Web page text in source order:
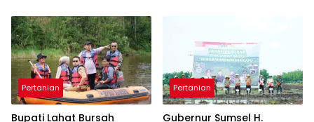
Pertanian
Bupati Lahat Bursah
Pertanian
Gubernur Sumsel H.